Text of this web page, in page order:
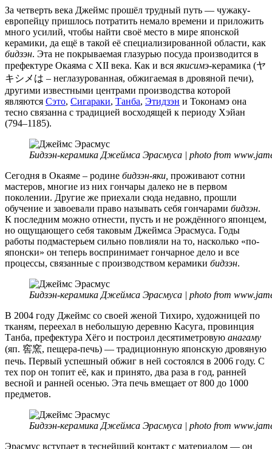
За четверть века Джеймс прошёл трудный путь — чужаку-
европейцу пришлось потратить немало времени и приложить
много усилий, чтобы найти своё место в мире японской
керамики, да ещё в такой её специализированной области, как
бидзэн. Эта не покрываемая глазурью посуда производится в
префектуре Окаяма с XII века. Как и вся якисимэ-керамика (ヤ
キシメは – неглазурованная, обжигаемая в дровяной печи),
другими известными центрами производства которой
являются Сэто, Сигараки, Танба, Этидзэн и Токонамэ она
тесно связанна с традицией восходящей к периоду Хэйан
(794–1185).
Бидзэн-керамика Джеймса Эрасмуса | photo from
Сегодня в Окаяме – родине бидзэн-яки, проживают сотни
мастеров, многие из них гончары далеко не в первом
поколении. Другие же приехали сюда недавно, прошли
обучение и завоевали право называть себя гончарами бидзэн.
К последним можно отнести, пусть и не рождённого японцем,
но ощущающего себя таковым Джеймса Эрасмуса. Годы
работы подмастерьем сильно повлияли на то, насколько «по-
японски» он теперь воспринимает гончарное дело и все
процессы, связанные с производством керамики бидзэн.
Бидзэн-керамика Джеймса Эрасмуса | photo from
В 2004 году Джеймс со своей женой Тихиро, художницей по
тканям, переехал в небольшую деревню Касуга, провинция
Танба, префектура Хёго и построил десятиметровую анагаму
(яп. 窖窯, пещера-печь) — традиционную японскую дровяную
печь. Первый успешный обжиг в ней состоялся в 2006 году. С
тех пор он топит её, как и принято, два раза в год, ранней
весной и ранней осенью. Эта печь вмещает от 800 до 1000
предметов.
Бидзэн-керамика Джеймса Эрасмуса | photo from
Эрасмус вступает в теснейший контакт с материалом — он